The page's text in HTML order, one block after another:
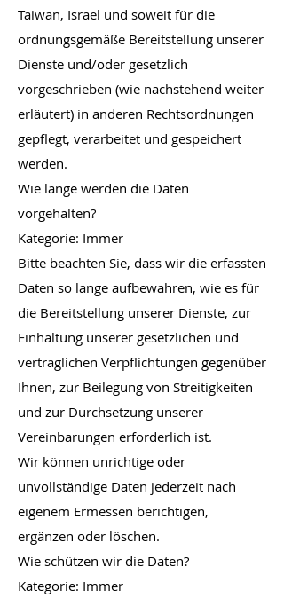
Taiwan, Israel und soweit für die
ordnungsgemäße Bereitstellung unserer
Dienste und/oder gesetzlich
vorgeschrieben (wie nachstehend weiter
erläutert) in anderen Rechtsordnungen
gepflegt, verarbeitet und gespeichert
werden.
Wie lange werden die Daten
vorgehalten?
Kategorie: Immer
Bitte beachten Sie, dass wir die erfassten
Daten so lange aufbewahren, wie es für
die Bereitstellung unserer Dienste, zur
Einhaltung unserer gesetzlichen und
vertraglichen Verpflichtungen gegenüber
Ihnen, zur Beilegung von Streitigkeiten
und zur Durchsetzung unserer
Vereinbarungen erforderlich ist.
Wir können unrichtige oder
unvollständige Daten jederzeit nach
eigenem Ermessen berichtigen,
ergänzen oder löschen.
Wie schützen wir die Daten?
Kategorie: Immer